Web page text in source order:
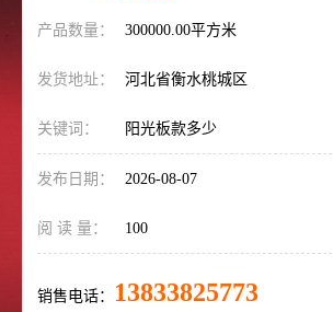
产品数量： 300000.00平方米
发货地址： 河北省衡水桃城区
关键词： 阳光板款多少
发布日期： 2026-08-07
阅 读 量： 100
销售电话： 13833825773